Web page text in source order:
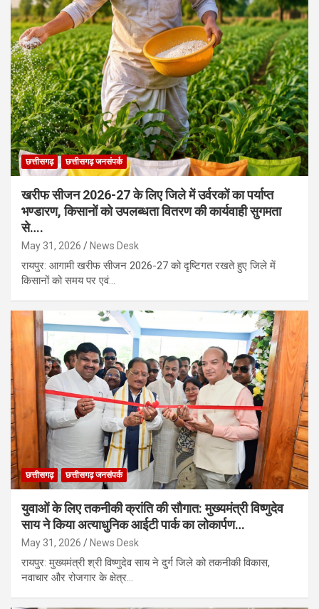
छत्तीसगढ़ छत्तीसगढ़ जनसंपर्क
खरीफ सीजन 2026-27 के लिए जिले में उर्वरकों का पर्याप्त
भण्डारण, किसानों को उपलब्धता वितरण की कार्यवाही सुगमता
से….
May 31, 2026 News Desk
रायपुर: आगामी खरीफ सीजन 2026-27 को दृष्टिगत रखते हुए जिले में
किसानों को समय पर एवं…
छत्तीसगढ़ छत्तीसगढ़ जनसंपर्क
युवाओं के लिए तकनीकी क्रांति की सौगात: मुख्यमंत्री विष्णुदेव
साय ने किया अत्याधुनिक आईटी पार्क का लोकार्पण…
May 31, 2026 News Desk
रायपुर: मुख्यमंत्री श्री विष्णुदेव साय ने दुर्ग जिले को तकनीकी विकास,
नवाचार और रोजगार के क्षेत्र…